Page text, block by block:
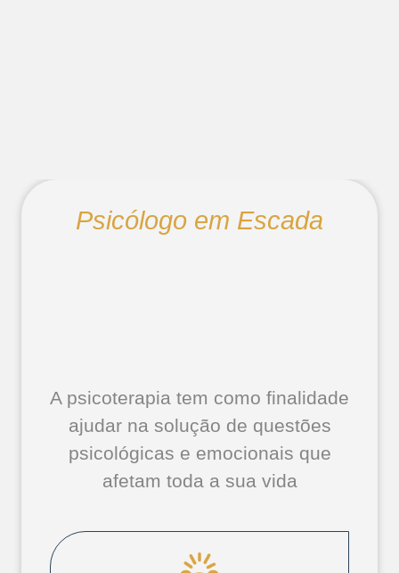
Psicólogo em Escada
A psicoterapia tem como finalidade
ajudar na solução de questões
psicológicas e emocionais que
afetam toda a sua vida